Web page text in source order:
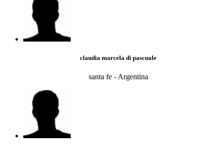
claudia marcela di pascuale
santa fe - Argentina